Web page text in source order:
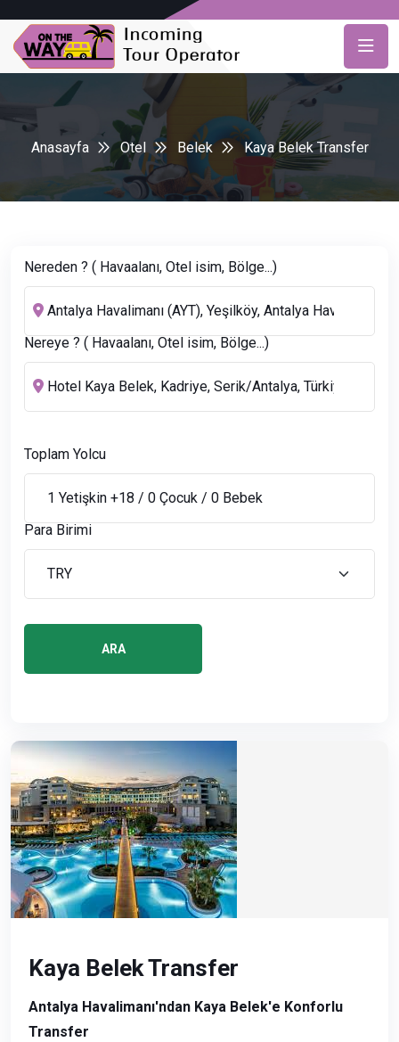
Anasayfa Otel Belek Kaya Belek Transfer
Nereden ? ( Havaalanı, Otel isim, Bölge...)
Nereye ? ( Havaalanı, Otel isim, Bölge...)
Toplam Yolcu
Para Birimi
ARA
Kaya Belek Transfer
Antalya Havalimanı'ndan Kaya Belek'e Konforlu
Transfer